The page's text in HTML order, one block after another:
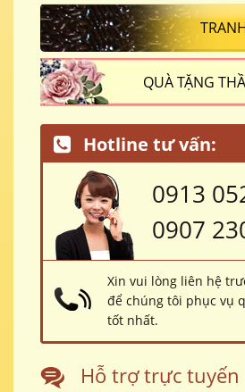
QUÀ TẶNG
Hotline tư vấn:
0913
0907
Xin vui lòng liên hệ
để chúng tôi phục vụ
tốt nhất.
Hỗ trợ trực tuyến